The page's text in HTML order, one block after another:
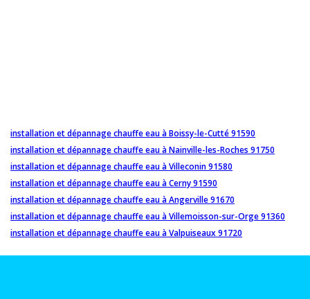
installation et dépannage chauffe eau à Boissy-le-Cutté 91590
installation et dépannage chauffe eau à Nainville-les-Roches 91750
installation et dépannage chauffe eau à Villeconin 91580
installation et dépannage chauffe eau à Cerny 91590
installation et dépannage chauffe eau à Angerville 91670
installation et dépannage chauffe eau à Villemoisson-sur-Orge 91360
installation et dépannage chauffe eau à Valpuiseaux 91720